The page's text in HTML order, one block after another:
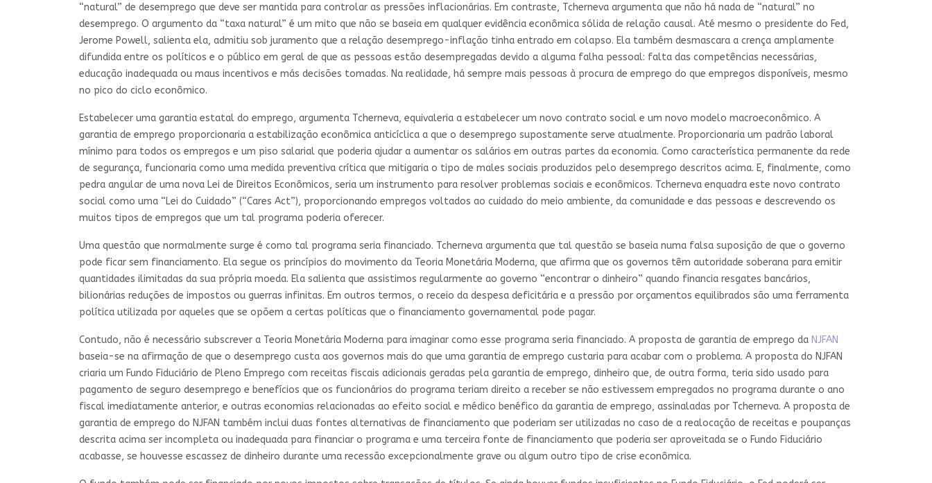
“natural” de desemprego que deve ser mantida para controlar as pressões inflacionárias. Em contraste, Tcherneva argumenta que não há nada de “natural” no
desemprego. O argumento da “taxa natural” é um mito que não se baseia em qualquer evidência econômica sólida de relação causal. Até mesmo o presidente do Fed,
Jerome Powell, salienta ela, admitiu sob juramento que a relação desemprego-inflação tinha entrado em colapso. Ela também desmascara a crença amplamente
difundida entre os políticos e o público em geral de que as pessoas estão desempregadas devido a alguma falha pessoal: falta das competências necessárias,
educação inadequada ou maus incentivos e más decisões tomadas. Na realidade, há sempre mais pessoas à procura de emprego do que empregos disponíveis, mesmo
no pico do ciclo econômico.
Estabelecer uma garantia estatal do emprego, argumenta Tcherneva, equivaleria a estabelecer um novo contrato social e um novo modelo macroeconômico. A
garantia de emprego proporcionaria a estabilização econômica anticíclica a que o desemprego supostamente serve atualmente. Proporcionaria um padrão laboral
mínimo para todos os empregos e um piso salarial que poderia ajudar a aumentar os salários em outras partes da economia. Como característica permanente da rede
de segurança, funcionaria como uma medida preventiva crítica que mitigaria o tipo de males sociais produzidos pelo desemprego descritos acima. E, finalmente, como
pedra angular de uma nova Lei de Direitos Econômicos, seria um instrumento para resolver problemas sociais e econômicos. Tcherneva enquadra este novo contrato
social como uma “Lei do Cuidado” (“Cares Act”), proporcionando empregos voltados ao cuidado do meio ambiente, da comunidade e das pessoas e descrevendo os
muitos tipos de empregos que um tal programa poderia oferecer.
Uma questão que normalmente surge é como tal programa seria financiado. Tcherneva argumenta que tal questão se baseia numa falsa suposição de que o governo
pode ficar sem financiamento. Ela segue os princípios do movimento da Teoria Monetária Moderna, que afirma que os governos têm autoridade soberana para emitir
quantidades ilimitadas da sua própria moeda. Ela salienta que assistimos regularmente ao governo “encontrar o dinheiro” quando financia resgates bancários,
bilionárias reduções de impostos ou guerras infinitas. Em outros termos, o receio da despesa deficitária e a pressão por orçamentos equilibrados são uma ferramenta
política utilizada por aqueles que se opõem a certas políticas que o financiamento governamental pode pagar.
Contudo, não é necessário subscrever a Teoria Monetária Moderna para imaginar como esse programa seria financiado. A proposta de garantia de emprego da NJFAN
baseia-se na afirmação de que o desemprego custa aos governos mais do que uma garantia de emprego custaria para acabar com o problema. A proposta do NJFAN
criaria um Fundo Fiduciário de Pleno Emprego com receitas fiscais adicionais geradas pela garantia de emprego, dinheiro que, de outra forma, teria sido usado para
pagamento de seguro desemprego e benefícios que os funcionários do programa teriam direito a receber se não estivessem empregados no programa durante o ano
fiscal imediatamente anterior, e outras economias relacionadas ao efeito social e médico benéfico da garantia de emprego, assinaladas por Tcherneva. A proposta de
garantia de emprego do NJFAN também inclui duas fontes alternativas de financiamento que poderiam ser utilizadas no caso de a realocação de receitas e poupanças
descrita acima ser incompleta ou inadequada para financiar o programa e uma terceira fonte de financiamento que poderia ser aproveitada se o Fundo Fiduciário
acabasse, se houvesse escassez de dinheiro durante uma recessão excepcionalmente grave ou algum outro tipo de crise econômica.